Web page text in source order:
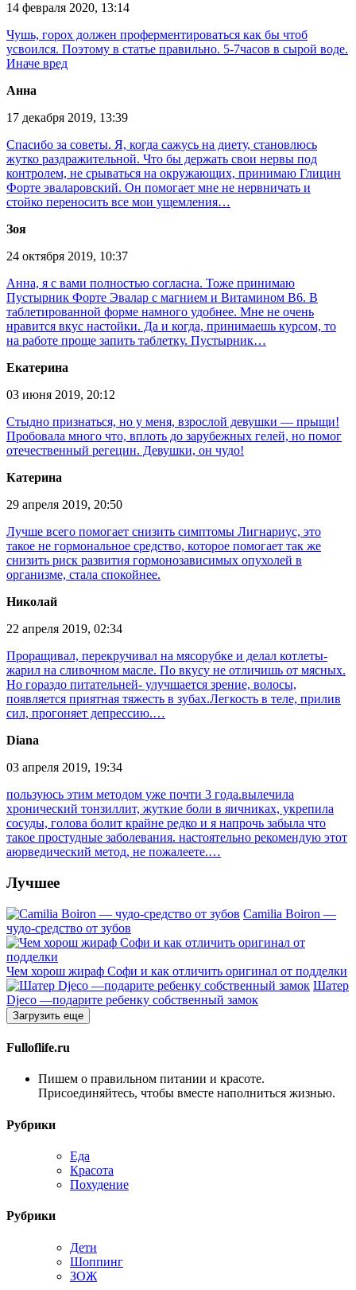
14 февраля 2020, 13:14
Чушь, горох должен проферментироваться как бы чтоб
усвоился. Поэтому в статье правильно. 5-7часов в сырой воде.
Иначе вред
Анна
17 декабря 2019, 13:39
Спасибо за советы. Я, когда сажусь на диету, становлюсь
жутко раздражительной. Что бы держать свои нервы под
контролем, не срываться на окружающих, принимаю Глицин
Форте эваларовский. Он помогает мне не нервничать и
стойко переносить все мои ущемления…
Зоя
24 октября 2019, 10:37
Анна, я с вами полностью согласна. Тоже принимаю
Пустырник Форте Эвалар с магнием и Витамином В6. В
таблетированной форме намного удобнее. Мне не очень
нравится вкус настойки. Да и когда, принимаешь курсом, то
на работе проще запить таблетку. Пустырник…
Екатерина
03 июня 2019, 20:12
Стыдно признаться, но у меня, взрослой девушки — прыщи!
Пробовала много что, вплоть до зарубежных гелей, но помог
отечественный регецин. Девушки, он чудо!
Катерина
29 апреля 2019, 20:50
Лучше всего помогает снизить симптомы Лигнариус, это
такое не гормональное средство, которое помогает так же
снизить риск развития гормонозависимых опухолей в
организме, стала спокойнее.
Николай
22 апреля 2019, 02:34
Проращивал, перекручивал на мясорубке и делал котлеты-
жарил на сливочном масле. По вкусу не отличишь от мясных.
Но гораздо питательней- улучшается зрение, волосы,
появляется приятная тяжесть в зубах.Легкость в теле, прилив
сил, прогоняет депрессию.…
Diana
03 апреля 2019, 19:34
пользуюсь этим методом уже почти 3 года.вылечила
хронический тонзиллит, жуткие боли в яичниках, укрепила
сосуды, голова болит крайне редко и я напрочь забыла что
такое простудные заболевания. настоятельно рекомендую этот
аюрведический метод, не пожалеете.…
Лучшее
Camilia Boiron —
чудо-средство от зубов
Чем хорош жираф Софи и как отличить оригинал от подделки
Шатер
Djeco —подарите ребенку собственный замок
Загрузить еще
Fulloflife.ru
Пишем о правильном питании и красоте.
Присоединяйтесь, чтобы вместе наполниться жизнью.
Рубрики
Еда
Красота
Похудение
Рубрики
Дети
Шоппинг
ЗОЖ